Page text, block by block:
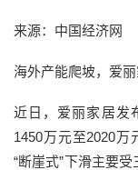
来源：中国经济网
海外产能爬坡，爱
近日，爱丽家居发
1450万元至2020万
“断崖式”下滑主要